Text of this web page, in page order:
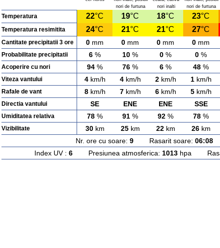
nori de furtuna
nori inalti
nori de furtuna
Temperatura 22°C 19°C 18°C 23°C
Temperatura resimitita 24°C 21°C 21°C 27°C
Cantitate precipitatii 3 ore 0 mm 0 mm 0 mm 0 mm
Probabilitate precipitatii 6 % 10 % 0 % 0 %
Acoperire cu nori 94 % 76 % 6 % 48 %
Viteza vantului 4km/h 4km/h 2km/h 1km/h
Rafale de vant 8km/h 7km/h 6km/h 5km/h
Directia vantului SE ENE ENE SSE
Umiditatea relativa 78 % 91 % 92 % 78 %
Vizibilitate 30km 25km 22km 26km
Nr. ore cu soare: 9Rasarit soare: 06:08
Index UV : 6 Presiunea atmosferica: 1013 hpa